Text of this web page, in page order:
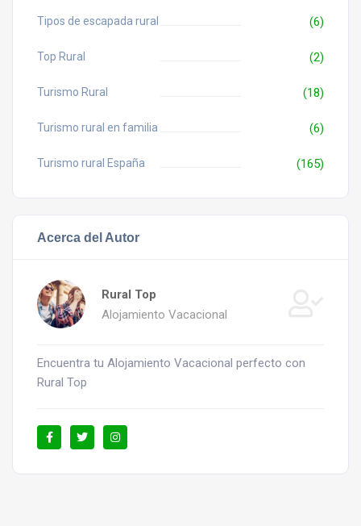
Tipos de escapada rural (6)
Top Rural (2)
Turismo Rural (18)
Turismo rural en familia (6)
Turismo rural España (165)
Acerca del Autor
Rural Top
Alojamiento Vacacional
Encuentra tu Alojamiento Vacacional perfecto con
Rural Top